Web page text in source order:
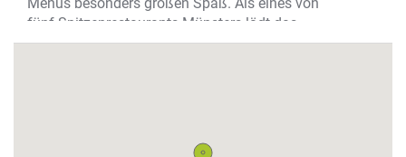
fünf Spitzenrestaurants Münsters lädt das
Gabriel‘s im September erneut zu einem ganz